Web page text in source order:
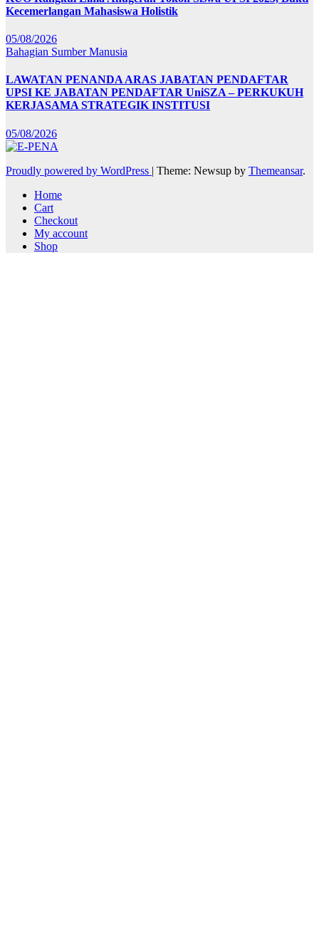
Kecemerlangan Mahasiswa Holistik
05/08/2026
Bahagian Sumber Manusia
LAWATAN PENANDA ARAS JABATAN PENDAFTAR
UPSI KE JABATAN PENDAFTAR UniSZA – PERKUKUH
KERJASAMA STRATEGIK INSTITUSI
05/08/2026
Proudly powered by WordPress | Theme: Newsup by Themeansar.
Home
Cart
Checkout
My account
Shop